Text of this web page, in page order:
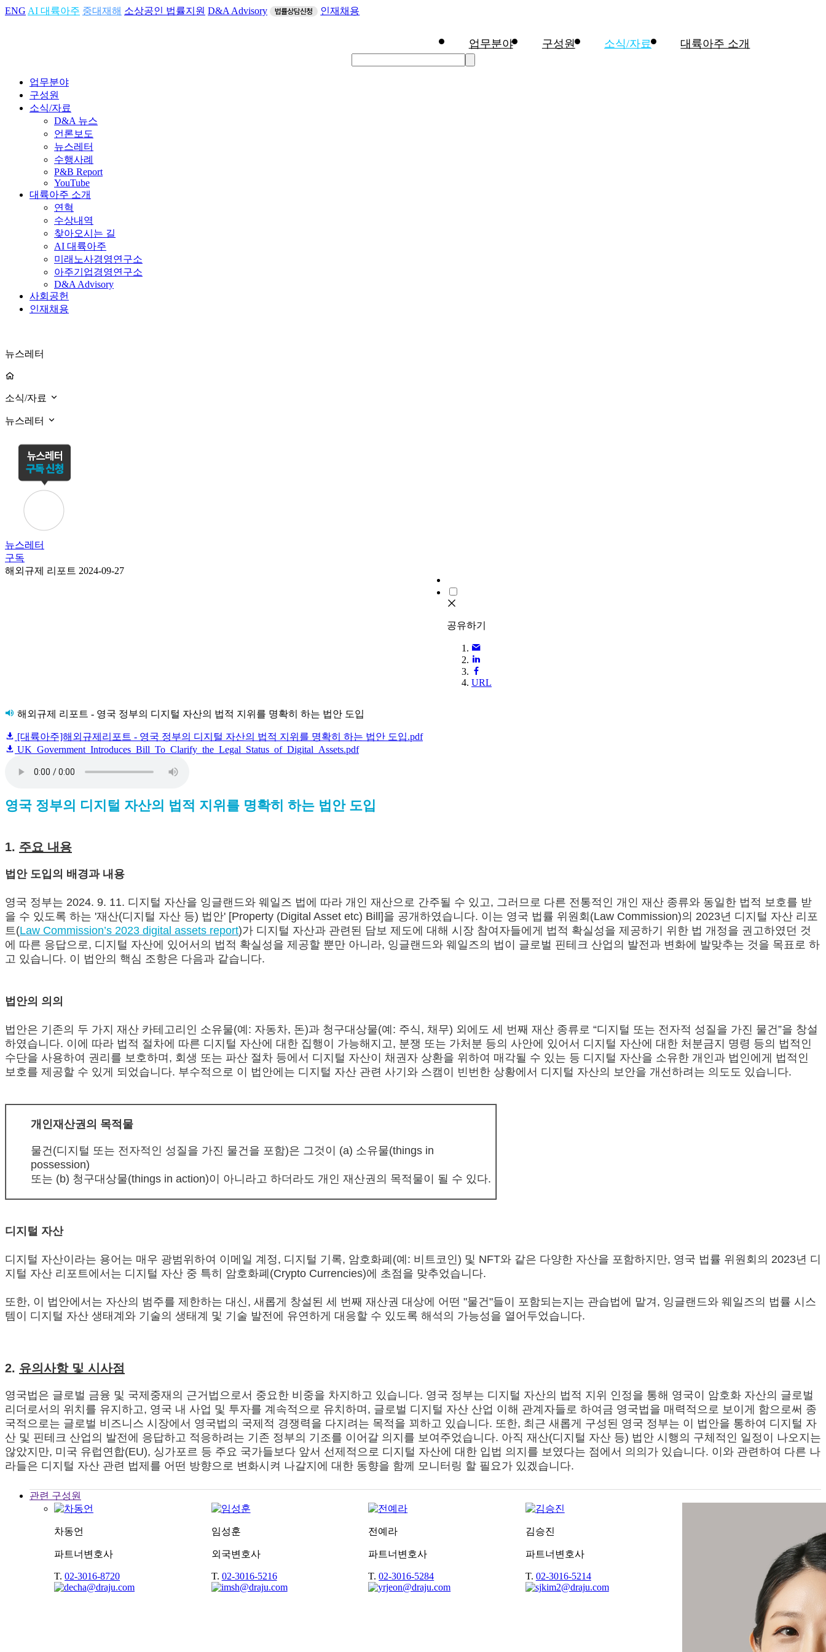
ENG AI 대륙아주 중대재해 소상공인 법률지원 D&A Advisory 인재채용
업무분야 구성원 소식/자료 대륙아주 소개
업무분야
구성원
소식/자료
D&A 뉴스
언론보도
뉴스레터
수행사례
P&B Report
YouTube
대륙아주 소개
연혁
수상내역
찾아오시는 길
AI 대륙아주
미래노사경영연구소
아주기업경영연구소
D&A Advisory
사회공헌
인재채용
뉴스레터
소식/자료
뉴스레터
뉴스레터
구독
해외규제 리포트 2024-09-27
공유하기
URL
해외규제 리포트 - 영국 정부의 디지털 자산의 법적 지위를 명확히 하는 법안 도입
[대륙아주]해외규제리포트 - 영국 정부의 디지털 자산의 법적 지위를 명확히 하는 법안 도입.pdf
UK_Government_Introduces_Bill_To_Clarify_the_Legal_Status_of_Digital_Assets.pdf
영국 정부의 디지털 자산의 법적 지위를 명확히 하는 법안 도입
1. 주요 내용
법안 도입의 배경과 내용
영국 정부는 2024. 9. 11. 디지털 자산을 잉글랜드와 웨일즈 법에 따라 개인 재산으로 간주될 수 있고, 그러므로 다른 전통적인 개인 재산 종류와 동일한 법적 보호를 받
을 수 있도록 하는 '재산(디지털 자산 등) 법안' [Property (Digital Asset etc) Bill]을 공개하였습니다. 이는 영국 법률 위원회(Law Commission)의 2023년 디지털 자산 리포
트(Law Commission’s 2023 digital assets report)가 디지털 자산과 관련된 담보 제도에 대해 시장 참여자들에게 법적 확실성을 제공하기 위한 법 개정을 권고하였던 것
에 따른 응답으로, 디지털 자산에 있어서의 법적 확실성을 제공할 뿐만 아니라, 잉글랜드와 웨일즈의 법이 글로벌 핀테크 산업의 발전과 변화에 발맞추는 것을 목표로 하
고 있습니다. 이 법안의 핵심 조항은 다음과 같습니다.
법안의 의의
법안은 기존의 두 가지 재산 카테고리인 소유물(예: 자동차, 돈)과 청구대상물(예: 주식, 채무) 외에도 세 번째 재산 종류로 “디지털 또는 전자적 성질을 가진 물건”을 창설
하였습니다. 이에 따라 법적 절차에 따른 디지털 자산에 대한 집행이 가능해지고, 분쟁 또는 가처분 등의 사안에 있어서 디지털 자산에 대한 처분금지 명령 등의 법적인
수단을 사용하여 권리를 보호하며, 회생 또는 파산 절차 등에서 디지털 자산이 채권자 상환을 위하여 매각될 수 있는 등 디지털 자산을 소유한 개인과 법인에게 법적인
보호를 제공할 수 있게 되었습니다. 부수적으로 이 법안에는 디지털 자산 관련 사기와 스캠이 빈번한 상황에서 디지털 자산의 보안을 개선하려는 의도도 있습니다.
개인재산권의 목적물
물건(디지털 또는 전자적인 성질을 가진 물건을 포함)은 그것이 (a) 소유물(things in
possession)
또는 (b) 청구대상물(things in action)이 아니라고 하더라도 개인 재산권의 목적물이 될 수 있다.
디지털 자산
디지털 자산이라는 용어는 매우 광범위하여 이메일 계정, 디지털 기록, 암호화폐(예: 비트코인) 및 NFT와 같은 다양한 자산을 포함하지만, 영국 법률 위원회의 2023년 디
지털 자산 리포트에서는 디지털 자산 중 특히 암호화폐(Crypto Currencies)에 초점을 맞추었습니다.
또한, 이 법안에서는 자산의 범주를 제한하는 대신, 새롭게 창설된 세 번째 재산권 대상에 어떤 "물건"들이 포함되는지는 관습법에 맡겨, 잉글랜드와 웨일즈의 법률 시스
템이 디지털 자산 생태계와 기술의 생태계 및 기술 발전에 유연하게 대응할 수 있도록 해석의 가능성을 열어두었습니다.
2. 유의사항 및 시사점
영국법은 글로벌 금융 및 국제중재의 근거법으로서 중요한 비중을 차지하고 있습니다. 영국 정부는 디지털 자산의 법적 지위 인정을 통해 영국이 암호화 자산의 글로벌
리더로서의 위치를 유지하고, 영국 내 사업 및 투자를 계속적으로 유치하며, 글로벌 디지털 자산 산업 이해 관계자들로 하여금 영국법을 매력적으로 보이게 함으로써 종
국적으로는 글로벌 비즈니스 시장에서 영국법의 국제적 경쟁력을 다지려는 목적을 꾀하고 있습니다. 또한, 최근 새롭게 구성된 영국 정부는 이 법안을 통하여 디지털 자
산 및 핀테크 산업의 발전에 응답하고 적응하려는 기존 정부의 기조를 이어갈 의지를 보여주었습니다. 아직 재산(디지털 자산 등) 법안 시행의 구체적인 일정이 나오지는
않았지만, 미국 유럽연합(EU), 싱가포르 등 주요 국가들보다 앞서 선제적으로 디지털 자산에 대한 입법 의지를 보였다는 점에서 의의가 있습니다. 이와 관련하여 다른 나
라들은 디지털 자산 관련 법제를 어떤 방향으로 변화시켜 나갈지에 대한 동향을 함께 모니터링 할 필요가 있겠습니다.
관련 구성원
차동언
파트너변호사
T. 02-3016-8720
임성훈
외국변호사
T. 02-3016-5216
전예라
파트너변호사
T.02-3016-5284
김승진
파트너변호사
T. 02-3016-5214